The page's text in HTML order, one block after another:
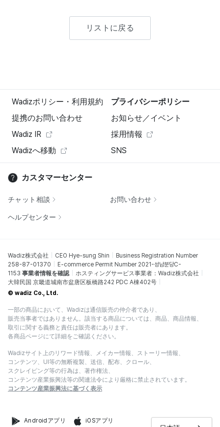
リストに戻る
Wadizポリシー・利用規約
プライバシーポリシー
提携のお問い合わせ
お知らせ／イベント
Wadiz IR
採用情報
Wadizへ移動
SNS
カスタマーセンター
チャット相談 お問い合わせ
ヘルプセンター
Wadiz株式会社 CEO Hye-sung Shin
Business Registration Number
258-87-01370
E-commerce Permit Number 2021-성남분당C-
1153 事業者情報を確認
ホスティングサービス事業者：Wadiz株式会社
大韓民国 京畿道城南市盆唐区板橋路242 PDC A棟402号
© wadiz Co., Ltd.
一部の商品において、Wadizは通信販売の仲介者であり、
販売当事者ではありません。該当する商品については、商品、商品情報、
取引に関する義務と責任は販売者にあります。
各商品ページにて詳細をご確認ください。
Wadizサイト上のリワード情報、メイカー情報、ストーリー情報、
コンテンツ、UI等の無断複製、送信、配布、クロール、
スクレイピング等の行為は、著作権法、
コンテンツ産業振興法等の関連法令により厳格に禁止されています。
コンテンツ産業振興法に基づく表示
Androidアプリ iOSアプリ